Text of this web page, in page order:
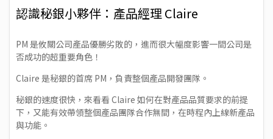
認識秘銀小夥伴：產品經理 Claire
PM 是攸關公司產品優勝劣敗的，進而很大幅度影響一間公司是
否成功的超重要角色！
Claire 是秘銀的首席 PM，負責整個產品開發團隊。
秘銀的速度很快，來看看 Claire 如何在對產品品質要求的前提
下，又能有效帶領整個產品團隊合作無間，在時程內上線新產品
與功能。